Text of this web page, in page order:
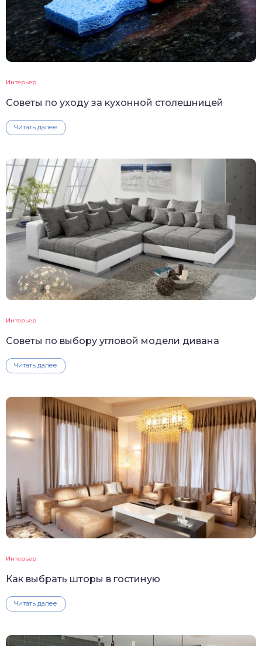
Интерьер
Советы по уходу за кухонной столешницей
Читать далее
Интерьер
Советы по выбору угловой модели дивана
Читать далее
Интерьер
Как выбрать шторы в гостиную
Читать далее